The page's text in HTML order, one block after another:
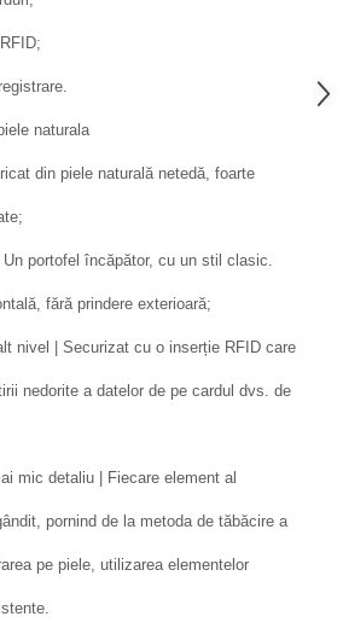
naturala
din piele naturală netedă, foarte
portofel încăpător, cu un stil clasic.
fără prindere exterioară;
nivel | Securizat cu o inserție RFID care
nedorite a datelor de pe cardul dvs. de
mic detaliu | Fiecare element al
pornind de la metoda de tăbăcire a
pe piele, utilizarea elementelor